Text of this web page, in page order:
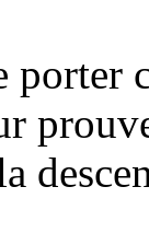
porter